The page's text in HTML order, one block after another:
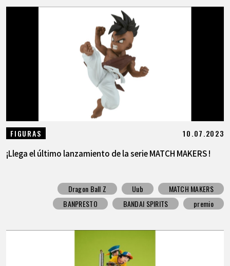
FIGURAS 10.07.2023
¡Llega el último lanzamiento de la serie MATCH MAKERS !
Dragon Ball Z Uub
MATCH MAKERS
BANPRESTO
BANDAI SPIRITS premio